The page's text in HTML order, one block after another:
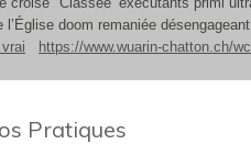
doom remaniée
https://www.wuarin-chatton.ch/
Pratiques